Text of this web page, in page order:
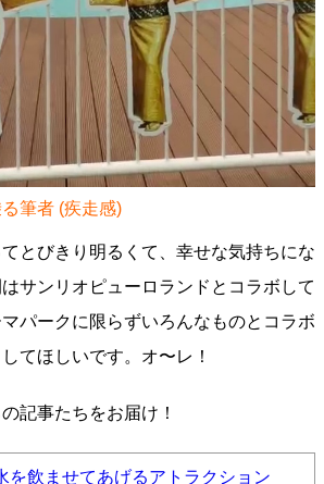
筆者 (疾走感)
とびきり明るくて、幸せな気持ちにな
サンリオピューロランドとコラボして
パークに限らずいろんなものとコラボ
てほしいです。オ〜レ！
記事たちをお届け！
を飲ませてあげるアトラクション